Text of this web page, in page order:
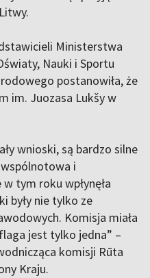
Ministerstwa
Nauki i Sportu
postanowiła, że
im. Juozasa Lukšy w
wnioski, są bardzo silne
i
tym roku wpłynęła
były nie tylko ze
Komisja miała
jest tylko jedna” –
komisji Rūta
Kraju.